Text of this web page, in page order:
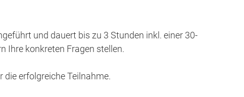
und dauert bis zu 3 Stunden inkl. einer 30-
Ihre konkreten Fragen stellen.
erfolgreiche Teilnahme.